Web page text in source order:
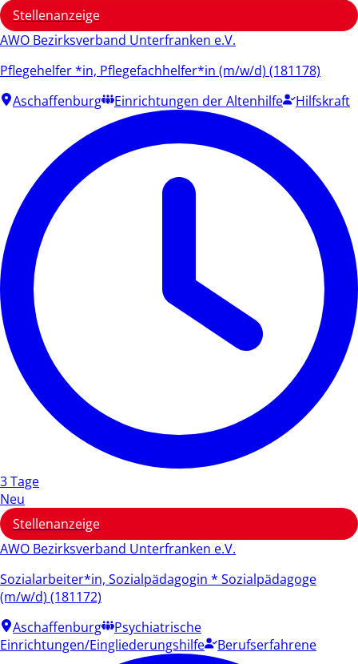
Stellenanzeige
AWO Bezirksverband Unterfranken e.V.
Pflegehelfer *in, Pflegefachhelfer*in (m/w/d) (181178)
Aschaffenburg
Einrichtungen der Altenhilfe Hilfskraft
3 Tage
Neu
Stellenanzeige
AWO Bezirksverband Unterfranken e.V.
Sozialarbeiter*in, Sozialpädagogin * Sozialpädagoge
(m/w/d) (181172)
Aschaffenburg
Psychiatrische
Einrichtungen/Eingliederungshilfe
Berufserfahrene